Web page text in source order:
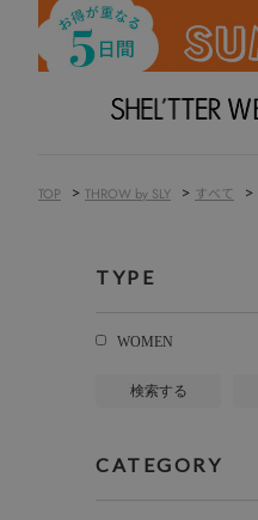
TOP > THROW by SLY > すべて >
TYPE
WOMEN
検索する
CATEGORY